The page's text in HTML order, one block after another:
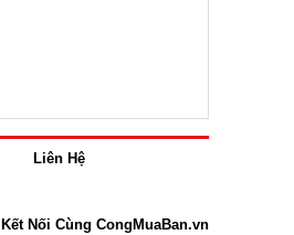
Liên Hệ
Kết Nối Cùng CongMuaBan.vn